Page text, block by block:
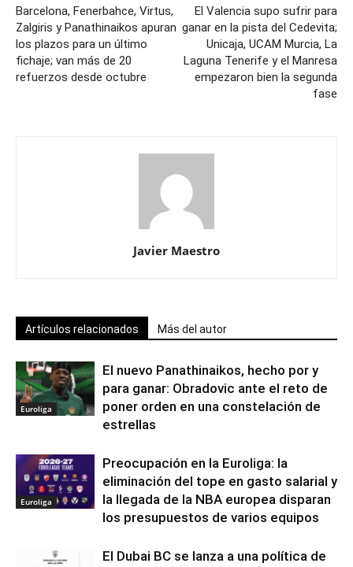
Barcelona, Fenerbahce, Virtus,
Zalgiris y Panathinaikos apuran
los plazos para un último
fichaje; van más de 20
refuerzos desde octubre
El Valencia supo sufrir para
ganar en la pista del Cedevita;
Unicaja, UCAM Murcia, La
Laguna Tenerife y el Manresa
empezaron bien la segunda
fase
Javier Maestro
Artículos relacionados Más del autor
Euroliga
El nuevo Panathinaikos, hecho por y
para ganar: Obradovic ante el reto de
poner orden en una constelación de
estrellas
Euroliga
Preocupación en la Euroliga: la
eliminación del tope en gasto salarial y
la llegada de la NBA europea disparan
los presupuestos de varios equipos
El Dubai BC se lanza a una política de